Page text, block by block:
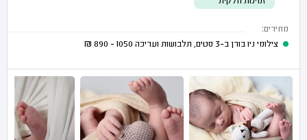
מחירים:
צילומי ניו בורן ב-3 סטים, תלבושות ועריכה
1050 - 890
₪